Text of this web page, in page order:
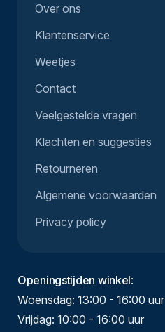
Over ons
Klantenservice
Weetjes
Contact
Veelgestelde vragen
Klachten en suggesties
Retourneren
Algemene voorwaarden
Privacy policy
Openingstijden winkel:
Woensdag: 13:00 - 16:00 uur
Vrijdag: 10:00 - 16:00 uur